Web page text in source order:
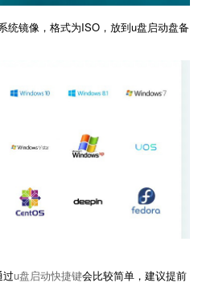
统镜像，格式为ISO，放到u盘启动盘备
过u盘启动快捷键会比较简单，建议提前